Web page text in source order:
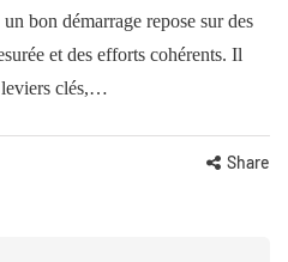
bon démarrage repose sur des
et des efforts cohérents. Il
leviers clés,…
Share